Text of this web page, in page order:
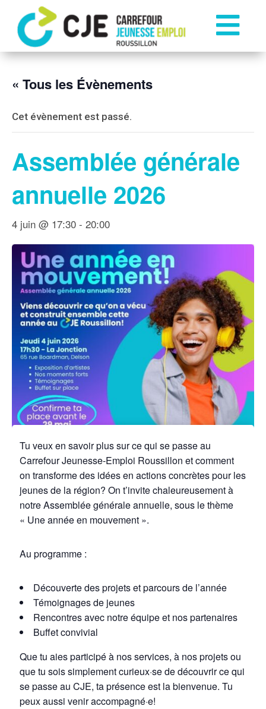

« Tous les Évènements
Cet évènement est passé.
Assemblée générale
annuelle 2026
4 juin @ 17:30 - 20:00
Tu veux en savoir plus sur ce qui se passe au
Carrefour Jeunesse-Emploi Roussillon et comment
on transforme des idées en actions concrètes pour les
jeunes de la région? On t’invite chaleureusement à
notre Assemblée générale annuelle, sous le thème
« Une année en mouvement ».
Au programme :
Découverte des projets et parcours de l’année
Témoignages de jeunes
Rencontres avec notre équipe et nos partenaires
Buffet convivial
Que tu aies participé à nos services, à nos projets ou
que tu sois simplement curieux·se de découvrir ce qui
se passe au CJE, ta présence est la bienvenue. Tu
peux aussi venir accompagné·e!